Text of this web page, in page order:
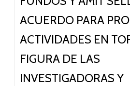
ACUERDO PARA
ACTIVIDADES EN
FIGURA DE LAS
INVESTIGADORAS Y